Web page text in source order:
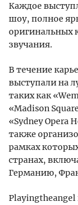
Каждое
шоу, полное
оригинальных
звучания.
В течение
выступали на
таких как
«Madison
«Sydney Opera
также
рамках
странах,
Германию,
Playingtheangel